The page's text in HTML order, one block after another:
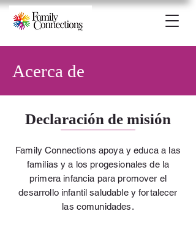
Acerca de
Declaración de misión
Family Connections apoya y educa a las
familias y a los progesionales de la
primera infancia para promover el
desarrollo infantil saludable y fortalecer
las comunidades.